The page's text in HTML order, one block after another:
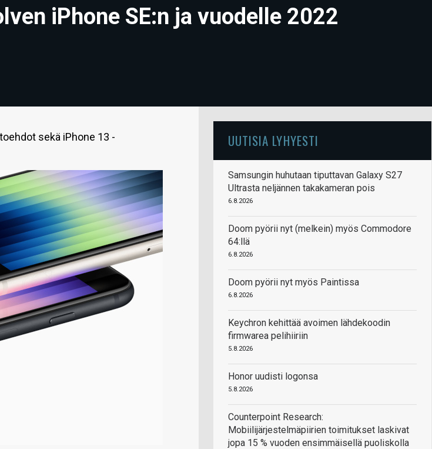
iPhone SE:n ja vuodelle 2022
sekä iPhone 13 -
UUTISIA LYHYESTI
Samsungin huhutaan tiputtavan Galaxy S27
Ultrasta neljännen takakameran pois
6.8.2026
Doom pyörii nyt (melkein) myös Commodore
64:llä
6.8.2026
Doom pyörii nyt myös Paintissa
6.8.2026
Keychron kehittää avoimen lähdekoodin
firmwarea pelihiiriin
5.8.2026
Honor uudisti logonsa
5.8.2026
Counterpoint Research:
Mobiilijärjestelmäpiirien toimitukset laskivat
jopa 15 % vuoden ensimmäisellä puoliskolla